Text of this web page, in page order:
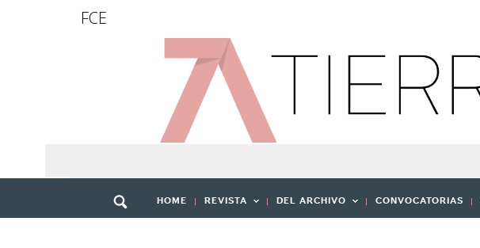
FCE
HOME REVISTA DEL ARCHIVO CONVOCATORIAS